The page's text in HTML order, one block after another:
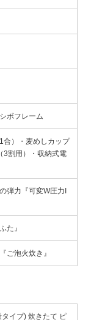
ボフレーム
合）・麦めしカップ
3割用）・収納式電
弾力『可変W圧力I
た』
ご泡火炊き』
イプ) 炊きたて ピ